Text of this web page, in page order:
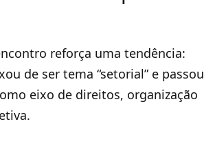
reforça uma tendência:
de ser tema “setorial” e passou
eixo de direitos, organização